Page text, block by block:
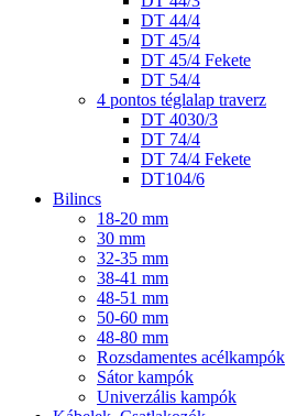
DT 44/4
DT 45/4
DT 45/4 Fekete
DT 54/4
4 pontos téglalap traverz
DT 4030/3
DT 74/4
DT 74/4 Fekete
DT104/6
Bilincs
18-20 mm
30 mm
32-35 mm
38-41 mm
48-51 mm
50-60 mm
48-80 mm
Rozsdamentes acélkampók
Sátor kampók
Univerzális kampók